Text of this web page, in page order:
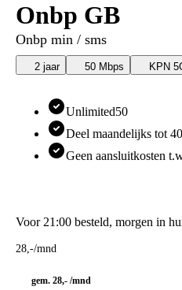
Alle telefoons
Merken
Apple
Apple iPhone
Alle Apple
Apple iPhone
Apple iPhone
Apple iPhone 17
Apple iPhone
Apple iPhone
Onbp GB
Onbp min / sms
Unlimited50
Deel maandelijks tot
Geen aansluitkosten
2 jaar 50 Mbps KPN
Voor 21:00 besteld, morgen in
28 -/mnd
gem. 28,- /mnd